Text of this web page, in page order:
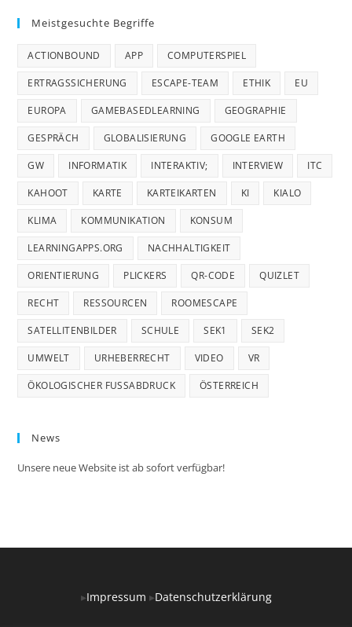
Meistgesuchte Begriffe
ACTIONBOUND APP COMPUTERSPIEL
ERTRAGSSICHERUNG ESCAPE-TEAM ETHIK EU
EUROPA GAMEBASEDLEARNING GEOGRAPHIE
GESPRÄCH GLOBALISIERUNG GOOGLE EARTH
GW INFORMATIK INTERAKTIV; INTERVIEW ITC
KAHOOT KARTE KARTEIKARTEN KI KIALO
KLIMA KOMMUNIKATION KONSUM
LEARNINGAPPS.ORG NACHHALTIGKEIT
ORIENTIERUNG PLICKERS QR-CODE QUIZLET
RECHT RESSOURCEN ROOMESCAPE
SATELLITENBILDER SCHULE SEK1 SEK2
UMWELT URHEBERRECHT VIDEO VR
ÖKOLOGISCHER FUSSABDRUCK ÖSTERREICH
News
Unsere neue Website ist ab sofort verfügbar!
▸Impressum ▸Datenschutzerklärung